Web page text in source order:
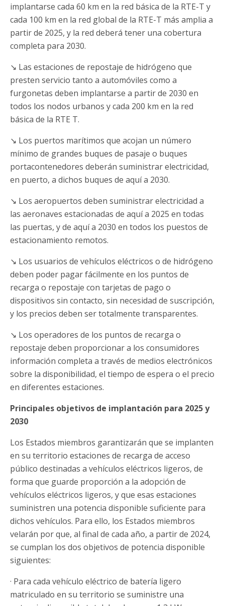
implantarse cada 60 km en la red básica de la RTE-T y
cada 100 km en la red global de la RTE-T más amplia a
partir de 2025, y la red deberá tener una cobertura
completa para 2030.
↘ Las estaciones de repostaje de hidrógeno que
presten servicio tanto a automóviles como a
furgonetas deben implantarse a partir de 2030 en
todos los nodos urbanos y cada 200 km en la red
básica de la RTE T.
↘ Los puertos marítimos que acojan un número
mínimo de grandes buques de pasaje o buques
portacontenedores deberán suministrar electricidad,
en puerto, a dichos buques de aquí a 2030.
↘ Los aeropuertos deben suministrar electricidad a
las aeronaves estacionadas de aquí a 2025 en todas
las puertas, y de aquí a 2030 en todos los puestos de
estacionamiento remotos.
↘ Los usuarios de vehículos eléctricos o de hidrógeno
deben poder pagar fácilmente en los puntos de
recarga o repostaje con tarjetas de pago o
dispositivos sin contacto, sin necesidad de suscripción,
y los precios deben ser totalmente transparentes.
↘ Los operadores de los puntos de recarga o
repostaje deben proporcionar a los consumidores
información completa a través de medios electrónicos
sobre la disponibilidad, el tiempo de espera o el precio
en diferentes estaciones.
Principales objetivos de implantación para 2025 y
2030
Los Estados miembros garantizarán que se implanten
en su territorio estaciones de recarga de acceso
público destinadas a vehículos eléctricos ligeros, de
forma que guarde proporción a la adopción de
vehículos eléctricos ligeros, y que esas estaciones
suministren una potencia disponible suficiente para
dichos vehículos. Para ello, los Estados miembros
velarán por que, al final de cada año, a partir de 2024,
se cumplan los dos objetivos de potencia disponible
siguientes:
· Para cada vehículo eléctrico de batería ligero
matriculado en su territorio se suministre una